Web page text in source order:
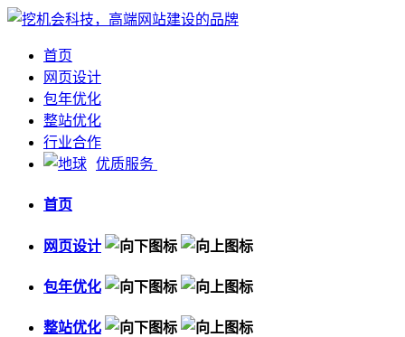
首页
网页设计
包年优化
整站优化
行业合作
优质服务
首页
网页设计
包年优化
整站优化